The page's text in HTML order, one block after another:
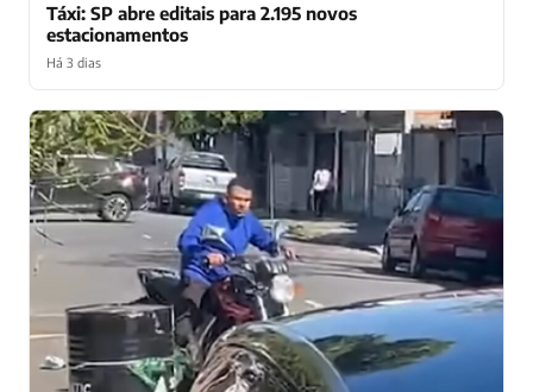
Táxi: SP abre editais para 2.195 novos
estacionamentos
Há 3 dias